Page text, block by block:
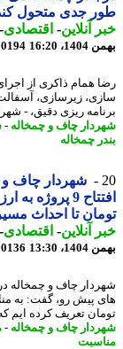
جدی متحول کند
آنلاین-اقتصادی-
16:20
همام ذاکری از اجرای
زیرسازی، آسفالت و
ریزی دقیق، -
چاف و چمخاله-
چمخاله
شهردار چاف و
تا احداث
آنلاین-اقتصادی-
13:30
چاف و چمخاله در
تعریف کرده ایم که
چاف و چمخاله-